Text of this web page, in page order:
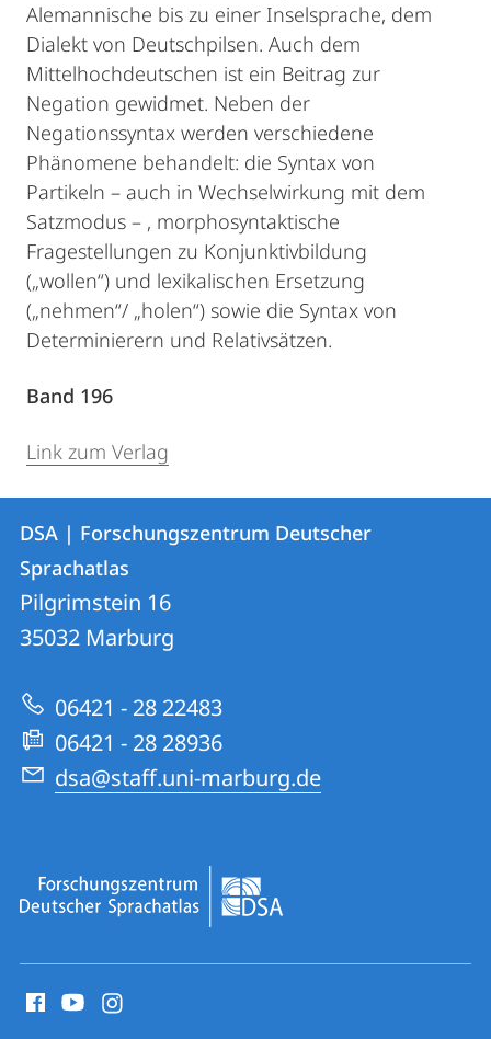
Alemannische bis zu einer Inselsprache, dem
Dialekt von Deutschpilsen. Auch dem
Mittelhochdeutschen ist ein Beitrag zur
Negation gewidmet. Neben der
Negationssyntax werden verschiedene
Phänomene behandelt: die Syntax von
Partikeln – auch in Wechselwirkung mit dem
Satzmodus – , morphosyntaktische
Fragestellungen zu Konjunktivbildung
(„wollen“) und lexikalischen Ersetzung
(„nehmen“/ „holen“) sowie die Syntax von
Determinierern und Relativsätzen.
Band 196
Link zum Verlag
Kontakt
und
Informationen
zur
Website
Kontaktinformationen
DSA
|
Forschungszentrum
Sprachatlas
DSA | Forschungszentrum Deutscher
Sprachatlas
Pilgrimstein 16
35032 Marburg
06421 - 28 22483
06421 - 28 28936
dsa@staff.uni-marburg.de
Media